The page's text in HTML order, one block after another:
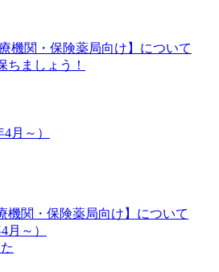
機関・保険薬局向け】について
ちましょう！
月～）
機関・保険薬局向け】について
～）